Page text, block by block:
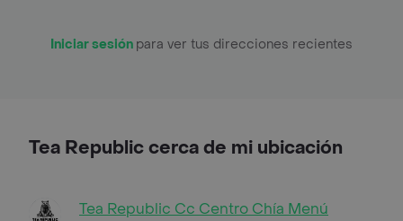
Iniciar sesión para ver tus direcciones recientes
Tea Republic cerca de mi ubicación
Tea Republic Cc Centro Chía Menú